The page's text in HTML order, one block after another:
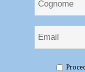
Nile, sei casi confermati